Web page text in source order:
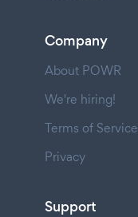
Company
About POWR
We're hiring!
Terms of Service
Privacy
Support